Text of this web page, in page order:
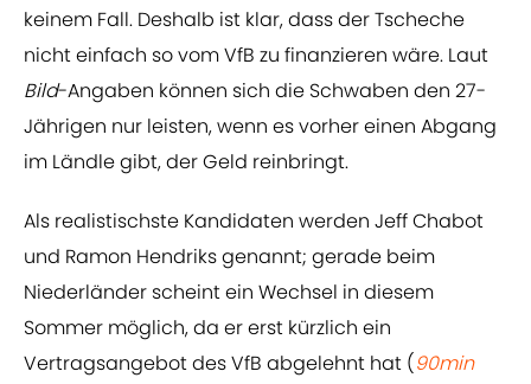
keinem Fall. Deshalb ist klar, dass der Tscheche
nicht einfach so vom VfB zu finanzieren wäre. Laut
Bild-Angaben können sich die Schwaben den 27-
Jährigen nur leisten, wenn es vorher einen Abgang
im Ländle gibt, der Geld reinbringt.
Als realistischste Kandidaten werden Jeff Chabot
und Ramon Hendriks genannt; gerade beim
Niederländer scheint ein Wechsel in diesem
Sommer möglich, da er erst kürzlich ein
Vertragsangebot des VfB abgelehnt hat (90min